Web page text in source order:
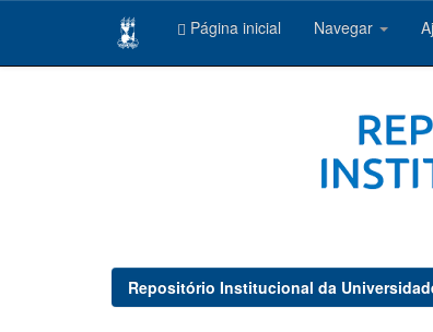
Página inicial Navegar
Repositório Institucional da